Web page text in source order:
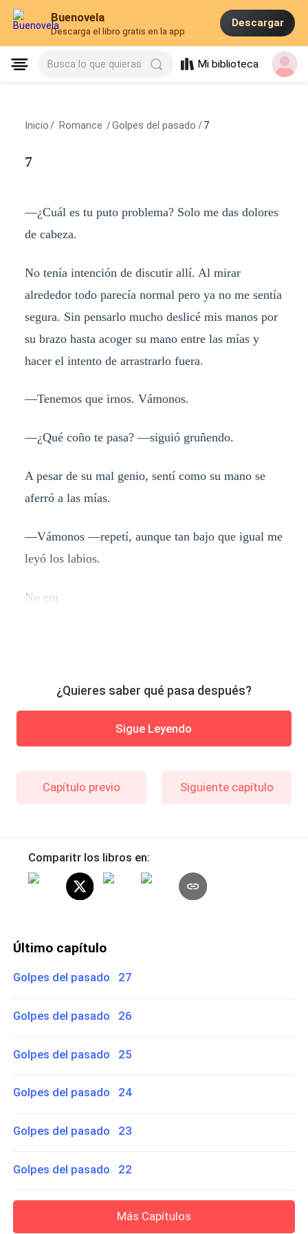
Buenovela
Descarga el libro gratis en la app
Descargar
Busca lo que quieras Mi biblioteca
Inicio / Romance /Golpes del pasado / 7
7
—¿Cuál es tu puto problema? Solo me das dolores
de cabeza.
No tenía intención de discutir allí. Al mirar
alrededor todo parecía normal pero ya no me sentía
segura. Sin pensarlo mucho deslicé mis manos por
su brazo hasta acoger su mano entre las mías y
hacer el intento de arrastrarlo fuera.
—Tenemos que irnos. Vámonos.
—¿Qué coño te pasa? —siguió gruñendo.
A pesar de su mal genio, sentí como su mano se
aferró a las mías.
—Vámonos —repetí, aunque tan bajo que igual me
leyó los labios.
No em
¿Quieres saber qué pasa después?
Sigue Leyendo
Capítulo previo Siguiente capítulo
Comparitr los libros en:
Último capítulo
Golpes del pasado 27
Golpes del pasado 26
Golpes del pasado 25
Golpes del pasado 24
Golpes del pasado 23
Golpes del pasado 22
Más Capítulos